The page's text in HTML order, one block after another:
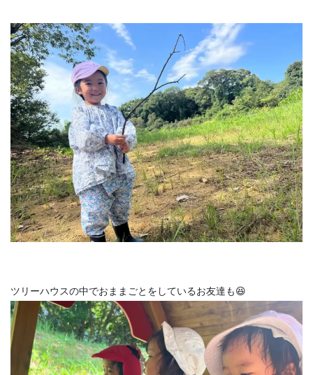
ツリーハウスの中でおままごとをしているお友達も😆